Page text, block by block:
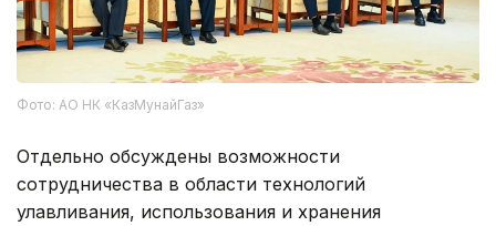
Фото: АО НК «КазМунайГаз»
Отдельно обсуждены возможности
сотрудничества в области технологий
улавливания, использования и хранения